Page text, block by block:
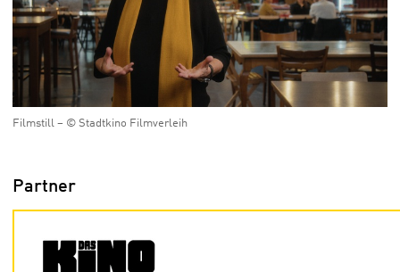
Filmstill – © Stadtkino Filmverleih
Partner